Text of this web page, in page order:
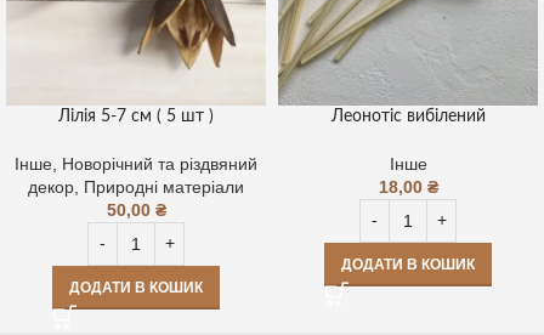
Лілія 5-7 см ( 5 шт )
Інше Новорічний та різдвяний
декор Природні матеріали
50,00 ₴
ДОДАТИ В КОШИК
Леонотіс вибілений
Інше
18,00 ₴
ДОДАТИ В КОШИК